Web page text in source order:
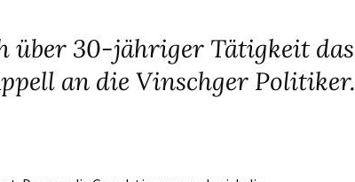
über 30-jähriger Tätigkeit das
an die Vinschger Politiker.